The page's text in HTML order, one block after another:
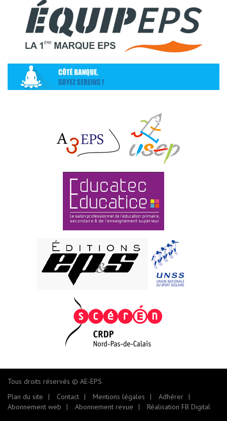
Tous droits réservés © AE-EPS
Plan du site
Contact Mentions légales
Adhérer
Abonnement web
Abonnement revue Réalisation FB Digital